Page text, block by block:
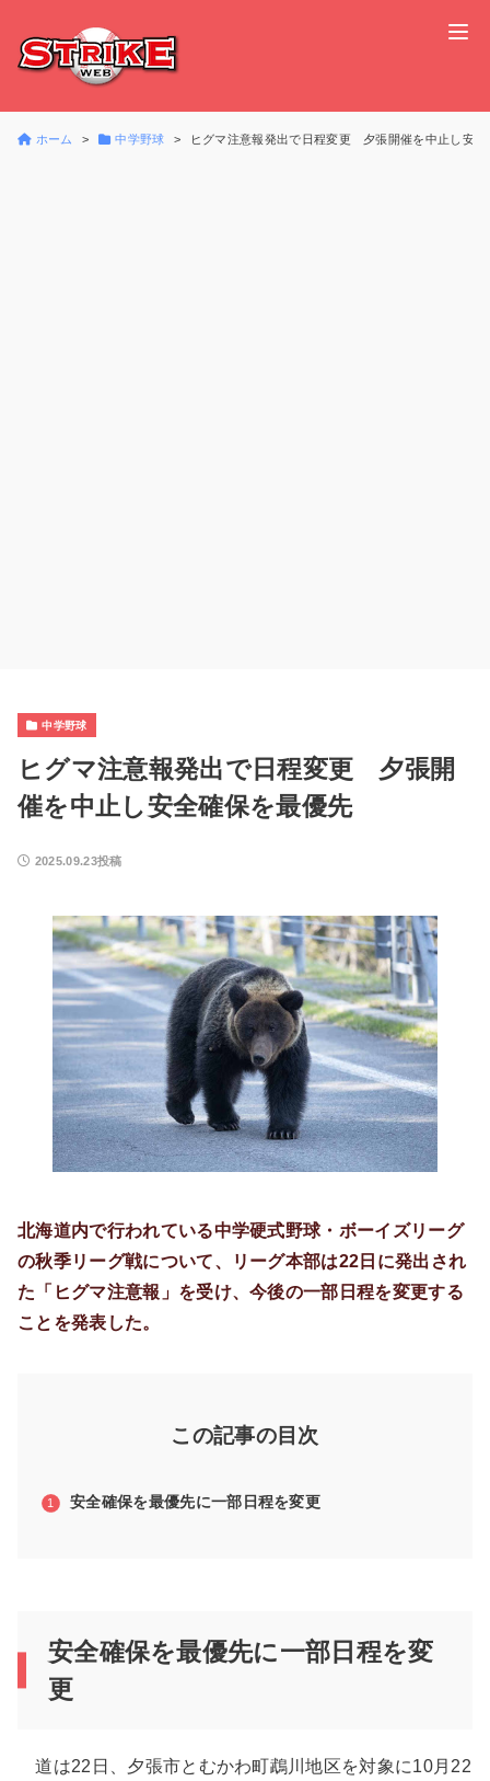
ホーム 中学野球 ヒグマ注意報発出で日程変更 夕張開催を中止し安全
中学野球
ヒグマ注意報発出で日程変更 夕張開
催を中止し安全確保を最優先
2025.09.23投稿
北海道内で行われている中学硬式野球・ボーイズリーグ
の秋季リーグ戦について、リーグ本部は22日に発出され
た「ヒグマ注意報」を受け、今後の一部日程を変更する
ことを発表した。
この記事の目次
安全確保を最優先に一部日程を変更
安全確保を最優先に一部日程を変
更
道は22日、夕張市とむかわ町鵡川地区を対象に10月22